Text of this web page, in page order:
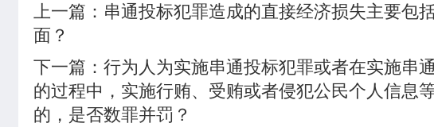
上一篇： 串通投标犯罪造成的直接经济损失主要包
面？
下一篇：行为人为实施串通投标犯罪或者在实施串
的过程中，实施行贿、受贿或者侵犯公民个人信息
的，是否数罪并罚？